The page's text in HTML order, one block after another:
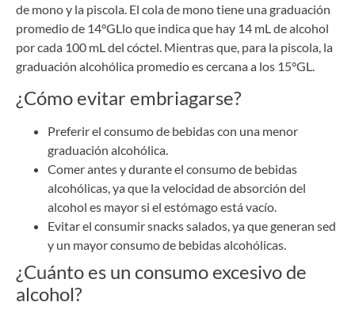
de mono y la piscola. El cola de mono tiene una graduación
promedio de 14°GLlo que indica que hay 14 mL de alcohol
por cada 100 mL del cóctel. Mientras que, para la piscola, la
graduación alcohólica promedio es cercana a los 15°GL.
¿Cómo evitar embriagarse?
Preferir el consumo de bebidas con una menor
graduación alcohólica.
Comer antes y durante el consumo de bebidas
alcohólicas, ya que la velocidad de absorción del
alcohol es mayor si el estómago está vacío.
Evitar el consumir snacks salados, ya que generan sed
y un mayor consumo de bebidas alcohólicas.
¿Cuánto es un consumo excesivo de
alcohol?